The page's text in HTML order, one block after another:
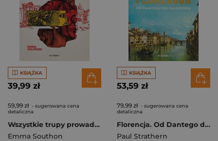
KSIĄŻKA
39,99 zł
59,99 zł - sugerowana cena
detaliczna
Wszystkie trupy prowadzą do Rzymu. Kryminalne zagadki starożytnych
Emma Southon
KSIĄŻKA
53,59 zł
79,99 zł - sugerowana cena
detaliczna
Florencja. Od Dantego do Galileusza
Paul Strathern